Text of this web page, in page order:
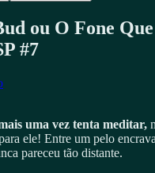
ou O Fone
#7
uma vez tenta meditar,
ele! Entre um pelo
pareceu tão distante.